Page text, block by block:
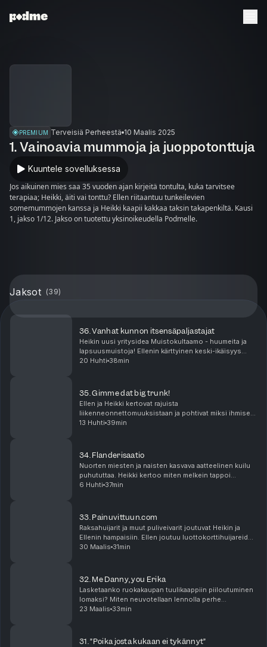
PREMIUM Terveisiä Perheestä 10 Maalis 2025
1. Vainoavia mummoja ja juoppotonttuja
Kuuntele sovelluksessa
Jos aikuinen mies saa 35 vuoden ajan kirjeitä tontulta, kuka tarvitsee
terapiaa; Heikki, äiti vai tonttu? Ellen riitaantuu tunkeilevien
somemummojen kanssa ja Heikki kaapii kakkaa taksin takapenkiltä. Kausi
1, jakso 1/12. Jakso on tuotettu yksinoikeudella Podmelle.
Jaksot (39)
36. Vanhat kunnon itsensäpaljastajat
Heikin uusi yritysidea Muistokultaamo - huumeita ja
lapsuusmuistoja! Ellenin kärttyinen keski-ikäisyys
nostaa päätään - tällä kertaa uhreina vesipulloilla
20 Huhti 38min
35. ​​Gimme dat big trunk!
Ellen ja Heikki kertovat rajuista
liikenneonnettomuuksistaan ja pohtivat miksi ihmiset
dumppaavat krääsänsä Ellenin kotiin. Heikki paljastaa
13 Huhti 39min
34. ​​Flanderisaatio
Nuorten miesten ja naisten kasvava aatteelinen kuilu
puhututtaa. Heikki kertoo miten melkein tappoi
siivoojansa. Kausi 3, jakso 10/12. Jakso on tuotettu
6 Huhti 37min
33. Painuvittuun.com
Raksahuijarit ja muut puliveivarit joutuvat Heikin ja
Ellenin hampaisiin. Ellen joutuu luottokorttihuijareiden
uhriksi ja Heikki raivoaa lapsettomille kavereilleen.
30 Maalis 31min
32. Me Danny, you Erika
Lasketaanko ruokakaupan tuulikaappiin piiloutuminen
lomaksi? Miten neuvotellaan lennolla perhe
turistiluokkaan ja mennään itse businekseen? Heikille
23 Maalis 33min
31. ”Poika josta kukaan ei tykännyt”